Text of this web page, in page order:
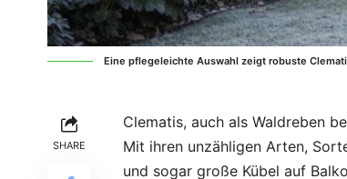
Eine pflegeleichte Auswahl zeigt robuste
SHARE
Clematis, auch als Waldreben
Mit ihren unzähligen Arten,
und sogar große Kübel auf